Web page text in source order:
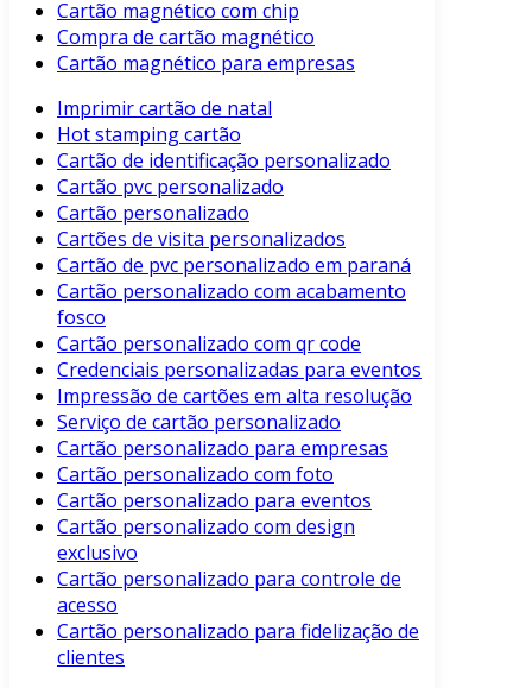
Cartão magnético com chip
Compra de cartão magnético
Cartão magnético para empresas
Imprimir cartão de natal
Hot stamping cartão
Cartão de identificação personalizado
Cartão pvc personalizado
Cartão personalizado
Cartões de visita personalizados
Cartão de pvc personalizado em paraná
Cartão personalizado com acabamento
fosco
Cartão personalizado com qr code
Credenciais personalizadas para eventos
Impressão de cartões em alta resolução
Serviço de cartão personalizado
Cartão personalizado para empresas
Cartão personalizado com foto
Cartão personalizado para eventos
Cartão personalizado com design
exclusivo
Cartão personalizado para controle de
acesso
Cartão personalizado para fidelização de
clientes